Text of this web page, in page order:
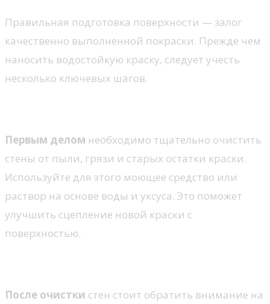
Правильная подготовка поверхности — залог
качественно выполненной покраски. Прежде чем
наносить водостойкую краску, следует учесть
несколько ключевых шагов.
Первым делом необходимо тщательно очистить
стены от пыли, грязи и старых остатки краски.
Используйте для этого моющее средство или
раствор на основе воды и уксуса. Это поможет
улучшить сцепление новой краски с
поверхностью.
После очистки стен стоит обратить внимание на